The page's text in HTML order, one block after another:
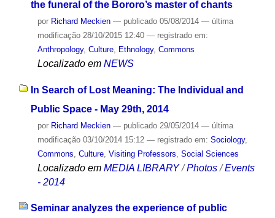
the funeral of the Bororo’s master of chants
por Richard Meckien — publicado05/08/2014 — última
modificação28/10/2015 12:40 — registrado em:
Anthropology, Culture, Ethnology, Commons
Localizado em NEWS
In Search of Lost Meaning: The Individual and
Public Space - May 29th, 2014
por Richard Meckien — publicado29/05/2014 — última
modificação03/10/2014 15:12 — registrado em: Sociology,
Commons Culture, Visiting Professors Social Sciences
Localizado em MEDIA LIBRARY /Photos /Events
- 2014
Seminar analyzes the experience of public